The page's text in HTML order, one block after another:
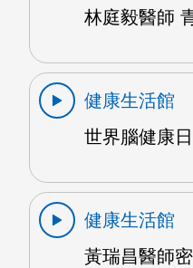
林庭毅醫師
健康生活館
世界腦健康
健康生活館
黃瑞昌醫師